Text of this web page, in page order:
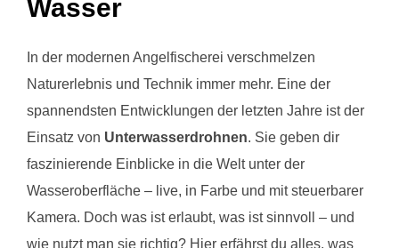
Wasser
In der modernen Angelfischerei verschmelzen
Naturerlebnis und Technik immer mehr. Eine der
spannendsten Entwicklungen der letzten Jahre ist der
Einsatz von Unterwasserdrohnen. Sie geben dir
faszinierende Einblicke in die Welt unter der
Wasseroberfläche – live, in Farbe und mit steuerbarer
Kamera. Doch was ist erlaubt, was ist sinnvoll – und
wie nutzt man sie richtig? Hier erfährst du alles, was